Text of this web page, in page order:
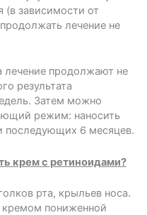
(в зависимости от
лечение не
продолжают не
результата
Затем можно
режим: наносить
последующих 6 месяцев.
крем с ретиноидами?
рта, крыльев носа.
кремом пониженной